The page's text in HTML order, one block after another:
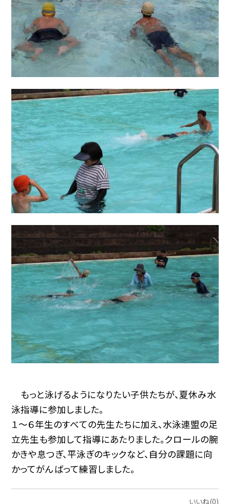
もっと泳げるようになりたい子供たちが、夏休み水
泳指導に参加しました。
１〜６年生のすべての先生たちに加え、水泳連盟の足
立先生も参加して指導にあたりました。クロールの腕
かきや息つぎ、平泳ぎのキックなど、自分の課題に向
かってがんばって練習しました。
いいね(0)